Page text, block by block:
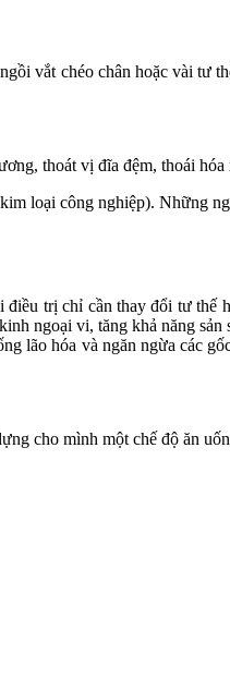
vắt chéo chân hoặc vài tư
thoát vị đĩa đệm, thoái
loại công nghiệp). Những
trị chỉ cần thay đổi tư thế
ngoại vi, tăng khả năng sản
lão hóa và ngăn ngừa các
cho mình một chế độ ăn